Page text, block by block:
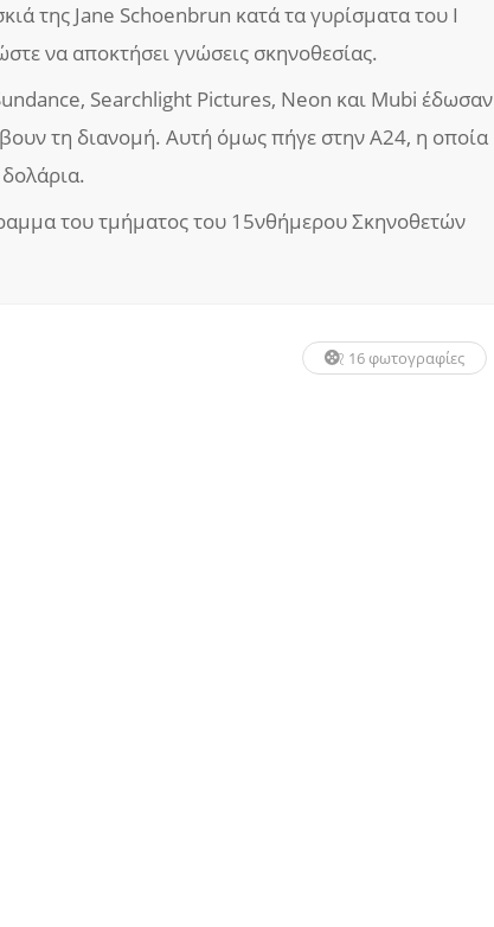
της Jane Schoenbrun κατά τα γυρίσματα του I
να αποκτήσει γνώσεις σκηνοθεσίας.
Searchlight Pictures, Neon και Mubi έδωσαν
τη διανομή. Αυτή όμως πήγε στην A24, η οποία
του τμήματος του 15νθήμερου Σκηνοθετών
16 φωτογραφίες